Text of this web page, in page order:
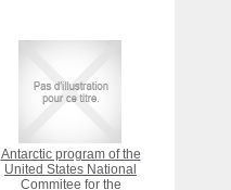
Antarctic program of the
United States National
Commitee for the